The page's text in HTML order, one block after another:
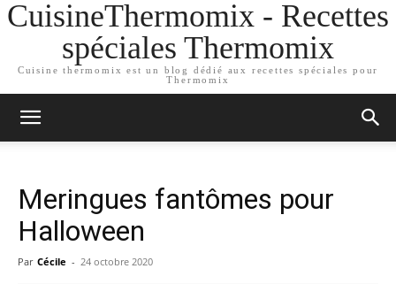
CuisineThermomix - Recettes
spéciales Thermomix
Cuisine thermomix est un blog dédié aux recettes spéciales pour
Thermomix
Meringues fantômes pour
Halloween
Par Cécile - 24 octobre 2020